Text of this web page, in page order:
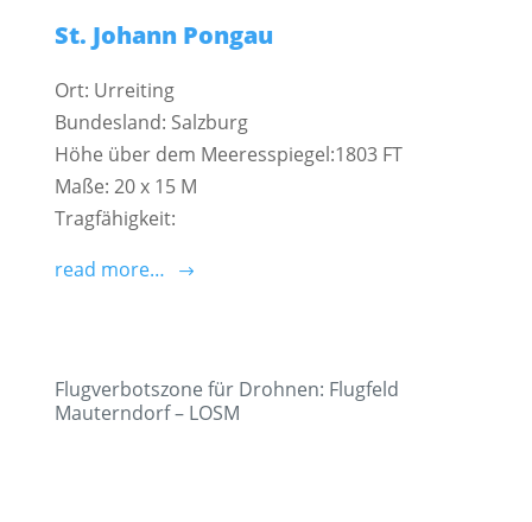
St. Johann Pongau
Ort: Urreiting
Bundesland: Salzburg
Höhe über dem Meeresspiegel:1803 FT
Maße: 20 x 15 M
Tragfähigkeit:
read more…
Flugverbotszone für Drohnen: Flugfeld
Mauterndorf – LOSM